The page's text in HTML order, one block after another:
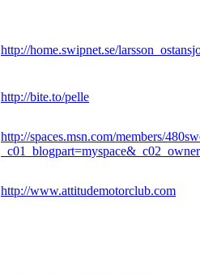
http://home.swipnet.se/
http://bite.to/pelle
http://spaces.msn.com/members/
http://www.attitudemotorclub.com